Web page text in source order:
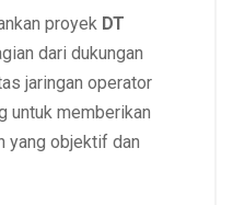
proyek DT
dari dukungan
jaringan operator
untuk memberikan
yang objektif dan